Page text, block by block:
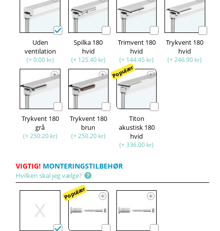
Uden
ventilation
(+ 0.00 kr)
Spilka 180
hvid
(+ 125.40 kr)
Trimvent 180
hvid
(+ 144.45 kr)
Trykvent 180
hvid
(+ 246.90 kr)
Trykvent 180
grå
(+ 250.20 kr)
Trykvent 180
brun
(+ 250.20 kr)
Populær
Titon
akustisk 180
hvid
(+ 336.00 kr)
VIGTIG! MONTERINGSTILBEHØR
Hvilken skal jeg vælge?
Populær